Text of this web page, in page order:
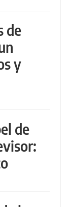
de
y
de